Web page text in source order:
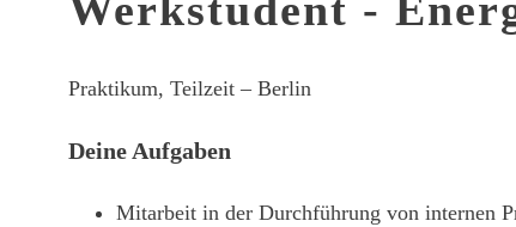
Praktikum, Teilzeit – Berlin
Deine Aufgaben
Mitarbeit in der Durchführung von internen